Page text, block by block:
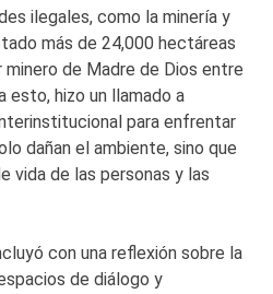
ilegales, como la minería y
más de 24,000 hectáreas
de Madre de Dios entre
esto, hizo un llamado a
para enfrentar
dañan el ambiente, sino que
vida de las personas y las
con una reflexión sobre la
de diálogo y